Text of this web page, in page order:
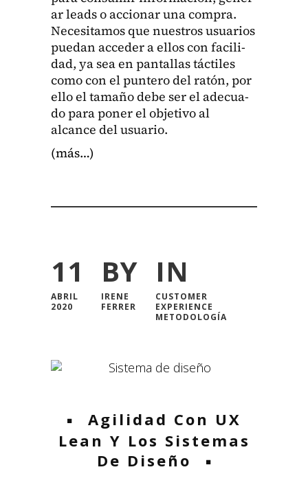
ar leads o accionar una com­pra.
Nece­si­ta­mos que nue­stros usuar­ios
puedan acced­er a ellos con facil­i­
dad, ya sea en pan­tallas tác­tiles
como con el pun­tero del ratón, por
ello el tamaño debe ser el ade­cua­
do para pon­er el obje­ti­vo al
alcance del usuario.
(más…)
11
ABRIL
2020
BY
IRENE
FERRER
IN
CUSTOMER
EXPERIENCE
METODOLOGÍA
Agilidad Con UX
Lean Y Los Sistemas
De Diseño